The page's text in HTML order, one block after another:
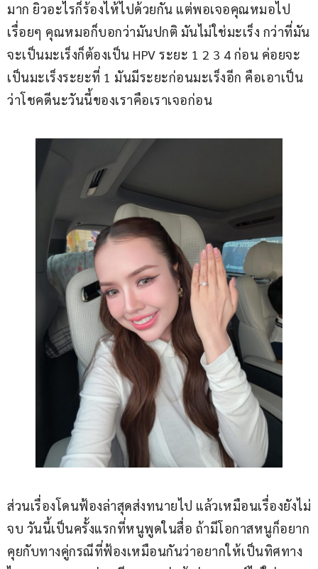
มาก ยิวอะไรก็ร้องไห้ไปด้วยกัน แต่พอเจอคุณหมอไป
เรื่อยๆ คุณหมอก็บอกว่ามันปกติ มันไม่ใช่มะเร็ง กว่าที่มัน
จะเป็นมะเร็งก็ต้องเป็น HPV ระยะ 1 2 3 4 ก่อน ค่อยจะ
เป็นมะเร็งระยะที่ 1 มันมีระยะก่อนมะเร็งอีก คือเอาเป็น
ว่าโชคดีนะวันนี้ของเราคือเราเจอก่อน
ส่วนเรื่องโดนฟ้องล่าสุดส่งทนายไป แล้วเหมือนเรื่องยังไม่
จบ วันนี้เป็นครั้งแรกที่หนูพูดในสื่อ ถ้ามีโอกาสหนูก็อยาก
คุยกับทางคู่กรณีที่ฟ้องเหมือนกันว่าอยากให้เป็นทิศทาง